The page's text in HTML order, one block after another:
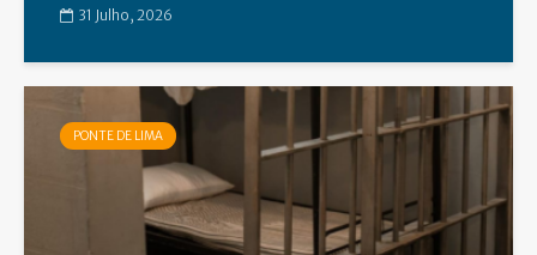
31 Julho, 2026
PONTE DE LIMA